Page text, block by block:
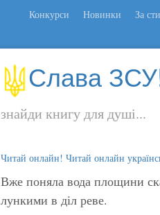
Конкурси Новинки За
Слава
знайди книгу для душі...
Читай онлайн! Читай онлайн
Вже поняла вода площини
лункими в діл реве.